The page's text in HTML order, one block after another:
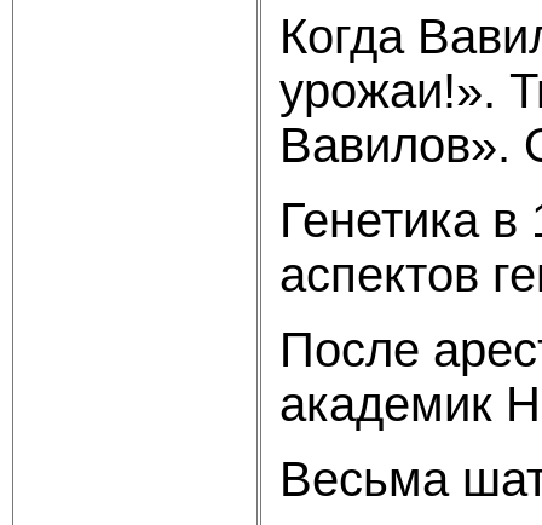
Когда
урожаи!».
Вавилов».
Генетика
аспектов
После
академик
Весьма